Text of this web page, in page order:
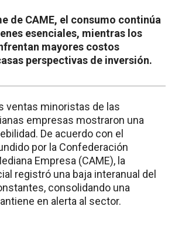
de CAME, el consumo continúa
esenciales, mientras los
mayores costos
perspectivas de inversión.
ventas minoristas de las
empresas mostraron una
De acuerdo con el
por la Confederación
Empresa (CAME), la
registró una baja interanual del
consolidando una
en alerta al sector.